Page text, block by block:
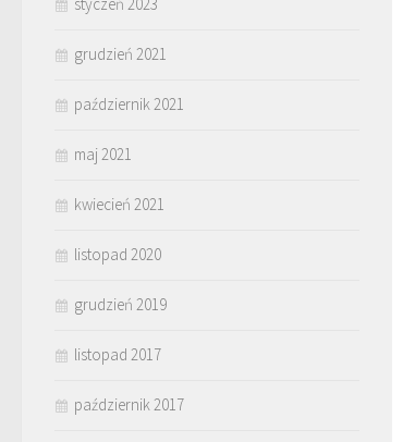
grudzień 2021
październik 2021
maj 2021
kwiecień 2021
listopad 2020
grudzień 2019
listopad 2017
październik 2017